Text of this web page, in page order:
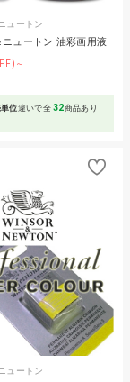
ュートン
ニュートン 油彩画用液
～
位違いで全32商品あり
ュートン